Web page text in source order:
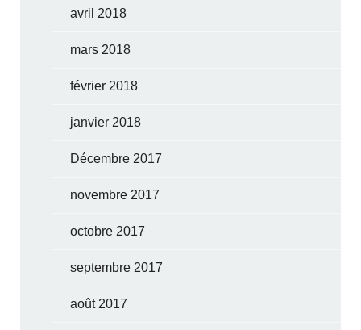
avril 2018
mars 2018
février 2018
janvier 2018
Décembre 2017
novembre 2017
octobre 2017
septembre 2017
août 2017